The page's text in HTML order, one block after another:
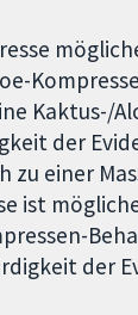
Kaktus-/
der
zu einer
ist
der